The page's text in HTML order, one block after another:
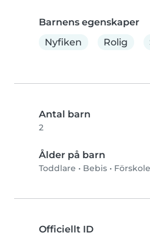
Barnens egenskaper
Nyfiken
Rolig
Antal barn
2
Ålder på barn
Toddlare • Bebis •
Officiellt ID